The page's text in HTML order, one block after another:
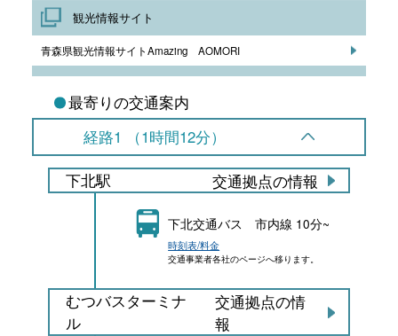
観光情報サイト
青森県観光情報サイトAmazing AOMORI
最寄りの交通案内
経路1 （1時間12分）
下北駅 交通拠点の情報
下北交通バス 市内線 10分~
時刻表/料金
交通事業者各社のページへ移ります。
むつバスターミナ
ル
交通拠点の情
報